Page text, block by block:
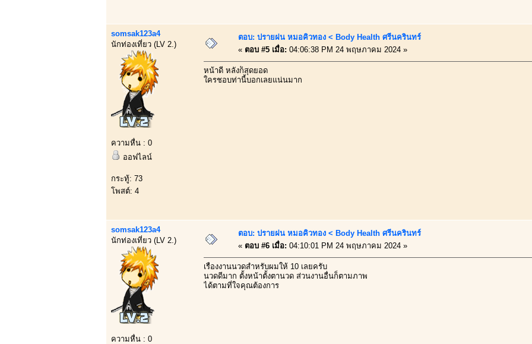
somsak123a4
นักท่องเที่ยว (LV 2.)
ความหื่น : 0
ออฟไลน์
กระทู้: 73
โพสต์: 4
ตอบ: ปรายฝน หมอคิวทอง < Body Health ศรีนครินทร์
« ตอบ #5 เมื่อ: 04:06:38 PM 24 พฤษภาคม 2024 »
หน้าดี หลังก็สุดยอด
ใครชอบท่านี้บอกเลยแน่นมาก
somsak123a4
นักท่องเที่ยว (LV 2.)
ความหื่น : 0
ตอบ: ปรายฝน หมอคิวทอง < Body Health ศรีนครินทร์
« ตอบ #6 เมื่อ: 04:10:01 PM 24 พฤษภาคม 2024 »
เรื่องงานนวดสำหรับผมให้ 10 เลยครับ
นวดดีมาก ตั้งหน้าตั้งตานวด ส่วนงานอื่นก็ตามภาพ
ได้ตามที่ใจคุณต้องการ